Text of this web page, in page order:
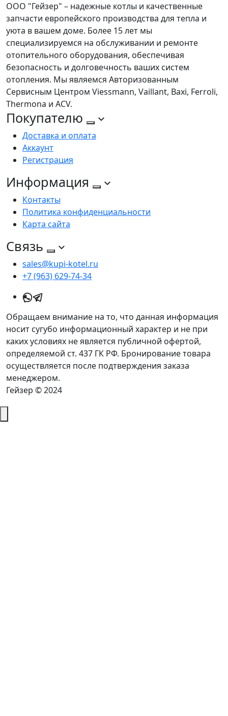
ООО "Гейзер" – надежные котлы и качественные
запчасти европейского производства для тепла и
уюта в вашем доме. Более 15 лет мы
специализируемся на обслуживании и ремонте
отопительного оборудования, обеспечивая
безопасность и долговечность ваших систем
отопления. Мы являемся Авторизованным
Сервисным Центром Viessmann, Vaillant, Baxi, Ferroli,
Thermona и ACV.
Покупателю
Доставка и оплата
Аккаунт
Регистрация
Информация
Контакты
Политика конфиденциальности
Карта сайта
Связь
sales@kupi-kotel.ru
+7 (963) 629-74-34
Обращаем внимание на то, что данная информация
носит сугубо информационный характер и не при
каких условиях не является публичной офертой,
определяемой ст. 437 ГК РФ. Бронирование товара
осуществляется после подтверждения заказа
менеджером.
Гейзер © 2024